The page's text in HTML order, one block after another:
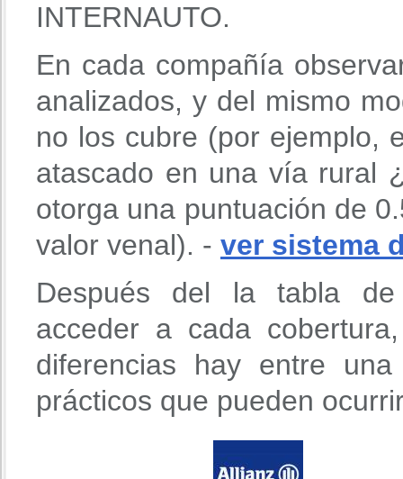
INTERNAUTO.
En cada compañía
analizados, y del mismo
no los cubre (por ejemplo,
atascado en una vía rural
otorga una puntuación de
valor venal). - ver sistema
Después del la tabla de
acceder a cada
diferencias hay entre
prácticos que pueden